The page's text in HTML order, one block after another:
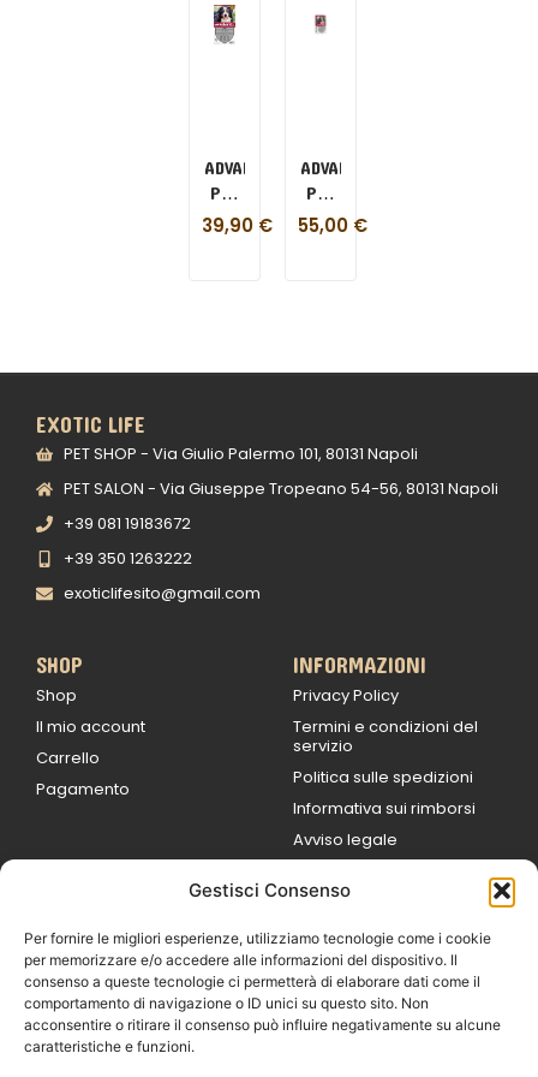
Gestisci Consenso
Per fornire le migliori esperienze, utilizziamo tecnologie come i cookie
per memorizzare e/o accedere alle informazioni del dispositivo. Il
consenso a queste tecnologie ci permetterà di elaborare dati come il
comportamento di navigazione o ID unici su questo sito. Non
acconsentire o ritirare il consenso può influire negativamente su alcune
caratteristiche e funzioni.
ADVANTIX
PER
CANI
40-
39,90 €
ADVANTIX
PER
CANI
40-
55,00 €
EXOTIC LIFE
PET SHOP - Via Giulio Palermo 101, 80131 Napoli
PET SALON - Via Giuseppe Tropeano 54-56, 80131 Napoli
+39 081 19183672
+39 350 1263222
exoticlifesito@gmail.com
SHOP
Shop
Il mio account
Carrello
Pagamento
INFORMAZIONI
Privacy Policy
Termini e condizioni del
servizio
Politica sulle spedizioni
Informativa sui rimborsi
Avviso legale
9:00
Sabato 09:00 /
14:00
16:30 /
Domenica